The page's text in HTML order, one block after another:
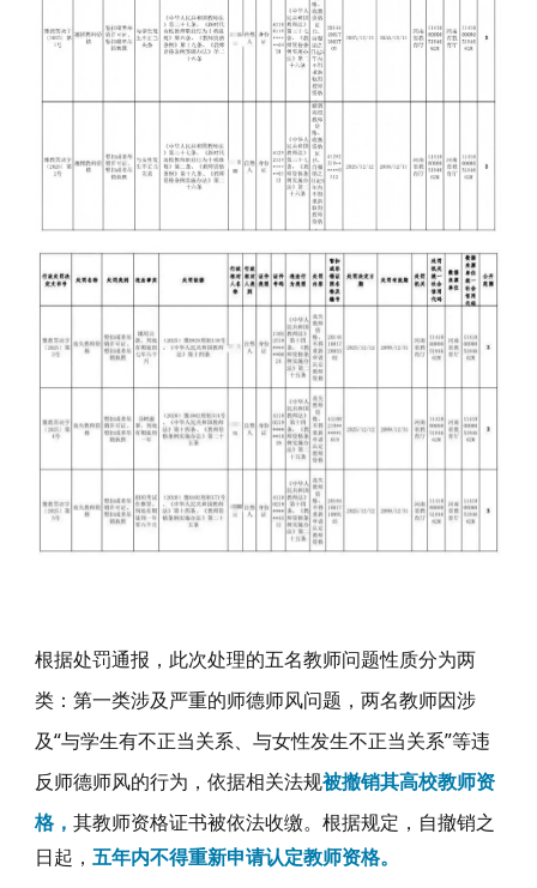
根据处罚通报，此次处理的五名教师问题性质分为两
类：第一类涉及严重的师德师风问题， 两名教师因涉
及“与学生有不正当关系、与女性发生不正当关系”等违
反师德师风的行为， 依据相关法规被撤销其高校教师资
格， 其教师资格证书被依法收缴。 根据规定，自撤销之
日起， 五年内不得重新申请认定教师资格。